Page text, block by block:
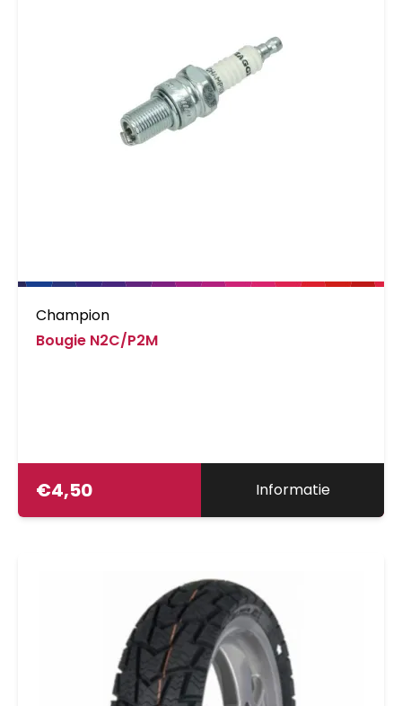
Champion
Bougie N2C/P2M
€4,50 Informatie